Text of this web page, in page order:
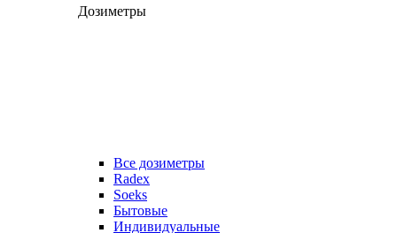
Дозиметры
Все дозиметры
Radex
Soeks
Бытовые
Индивидуальные